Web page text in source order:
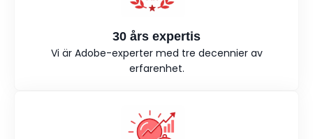
30 års expertis
Vi är Adobe-experter med tre decennier av
erfarenhet.